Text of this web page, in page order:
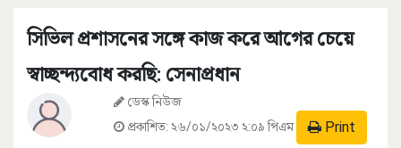
সিভিল প্রশাসনের সঙ্গে কাজ করে আগের চেয়ে
স্বাচ্ছন্দ্যবোধ করছি: সেনাপ্রধান
ডেস্ক নিউজ
প্রকাশিত: ২৬/০১/২০২৩ ২:০৯ পিএম Print